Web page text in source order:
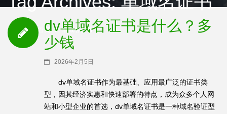
SSL证书首页 / 单域名证书
dv单域名证书是什么？多
少钱
2026年2月5日
dv单域名证书作为最基础、应用最广泛的证书类
型，因其经济实惠和快速部署的特点，成为众多个人网
站和小型企业的首选，dv单域名证书是一种域名验证型